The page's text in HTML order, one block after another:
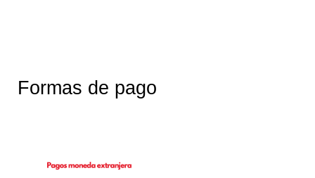
Formas de pago